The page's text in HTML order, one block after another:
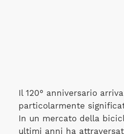
Il 120° anniversario
particolarmente
In un mercato della
ultimi anni ha